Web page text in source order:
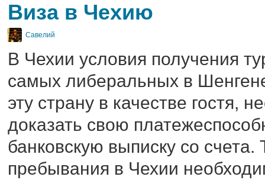
Виза в Чехию
Савелий
В Чехии условия получения
самых либеральных в
эту страну в качестве гостя,
доказать свою
банковскую выписку со счета.
пребывания в Чехии